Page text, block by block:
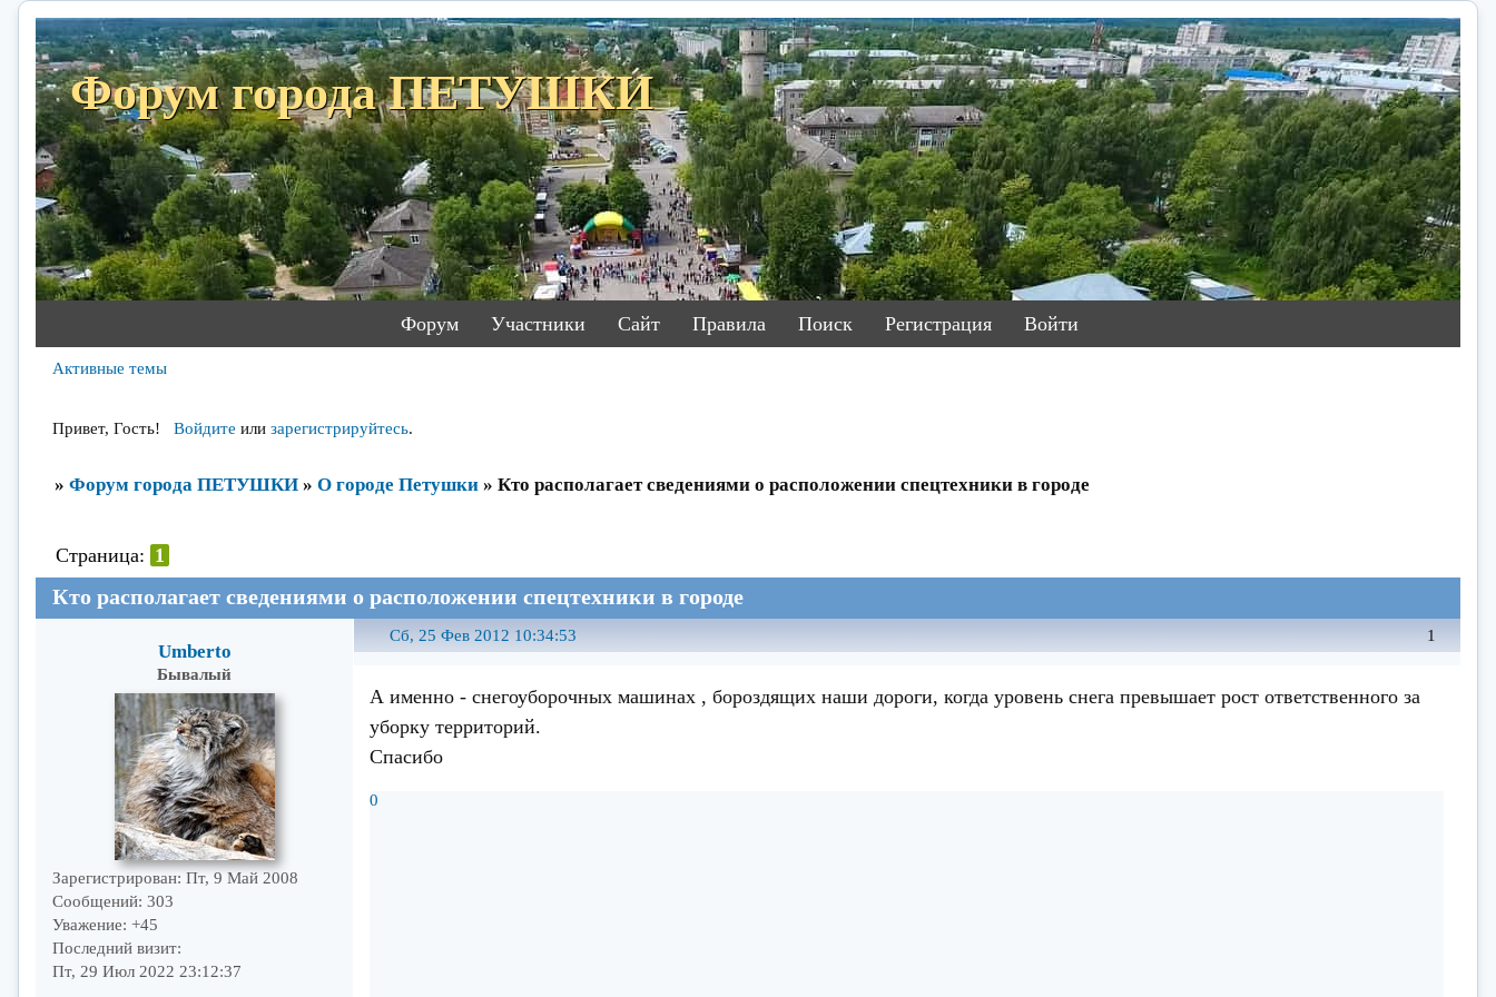
Форум города ПЕТУШКИ
Форум Участники Сайт Правила Поиск Регистрация Войти
Активные темы
Привет, Гость! Войдите или зарегистрируйтесь.
» Форум города ПЕТУШКИ » О городе Петушки » Кто располагает сведениями о расположении спецтехники в городе
Кто располагает сведениями о расположении спецтехники в городе
Страница: 1
1
Сб, 25 Фев 2012 10:34:53
Umberto
Бывалый
Зарегистрирован: Пт, 9 Май 2008
Сообщений: 303
Уважение: +45
Последний визит:
Пт, 29 Июл 2022 23:12:37
А именно - снегоуборочных машинах , бороздящих наши дороги, когда уровень снега превышает рост ответственного за
уборку территорий.
Спасибо
0